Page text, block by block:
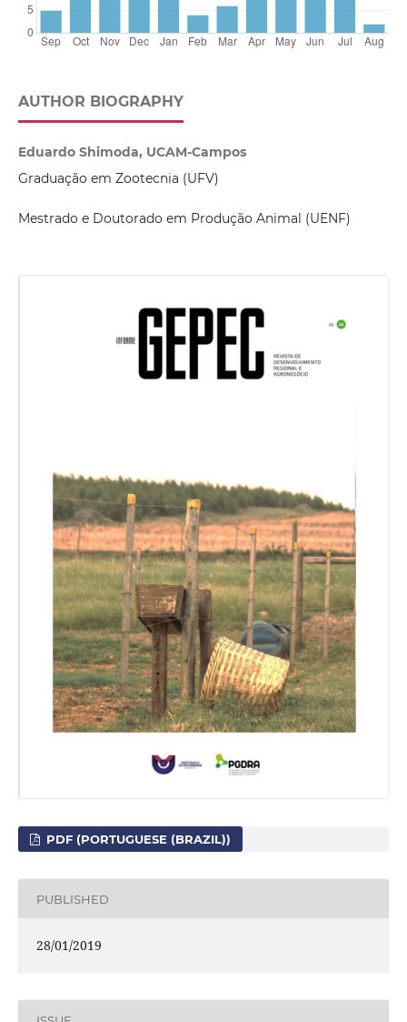
AUTHOR BIOGRAPHY
Eduardo Shimoda, UCAM-Campos
Graduação em Zootecnia (UFV)
Mestrado e Doutorado em Produção Animal (UENF)
PDF (PORTUGUESE (BRAZIL))
PUBLISHED
28/01/2019